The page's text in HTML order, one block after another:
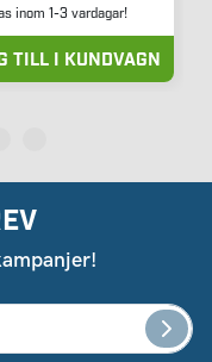
inom 1-3 vardagar!
TILL I KUNDVAGN